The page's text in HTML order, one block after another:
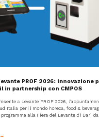
PROF 2026: innovazione
in partnership con CMPOS
a Levante PROF 2026,
Italia per il mondo horeca, food &
alla Fiera del Levante di Bari